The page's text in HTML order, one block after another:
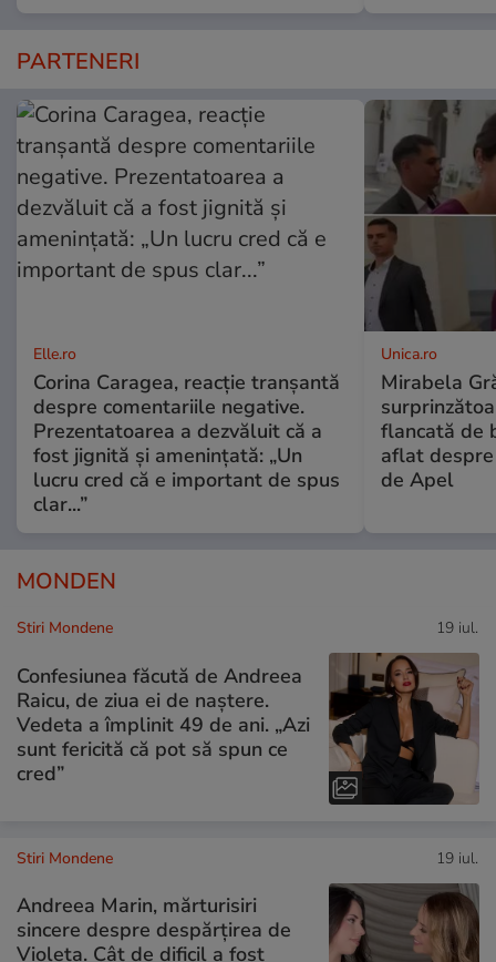
PARTENERI
Elle.ro
Corina Caragea, reacție tranșantă
despre comentariile negative.
Prezentatoarea a dezvăluit că a
fost jignită și amenințată: „Un
lucru cred că e important de spus
clar...”
Unica.ro
Mirabela
flancată de
aflat
de Apel
MONDEN
Stiri Mondene 19 iul.
Confesiunea făcută de Andreea
Raicu, de ziua ei de naștere.
Vedeta a împlinit 49 de ani. „Azi
sunt fericită că pot să spun ce
cred”
Stiri Mondene 19 iul.
Andreea Marin, mărturisiri
sincere despre despărțirea de
Violeta. Cât de dificil a fost